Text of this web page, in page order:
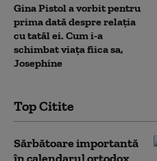
Gina Pistol a vorbit pentru
prima dată despre relația
cu tatăl ei. Cum i-a
schimbat viața fiica sa,
Josephine
Top Citite
Sărbătoare importantă
în calendarul ortodox